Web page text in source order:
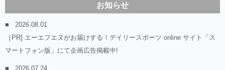
お知らせ
2026.08.01
［PR] エーエフエヌがお届けする！デイリースポーツ online サイト「ス
マートフォン版」にて企画広告掲載中!
2026.07.24